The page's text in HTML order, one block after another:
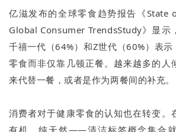
亿滋发布的全球零食趋势报告《State
Global Consumer TrendsStudy》显示
千禧一代（64%）和Z世代（60%）表
零食而非仅靠几顿正餐。越来越多的人
来代替一餐，或者是作为两餐间的补充。
消费者对于健康零食的认知也在转变。